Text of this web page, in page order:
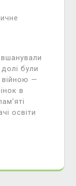
були
війною —
в
освіти